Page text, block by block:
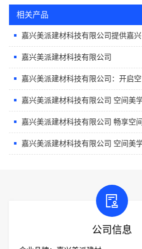
相关产品
嘉兴
嘉兴美派建材科技有限公司
公司信息